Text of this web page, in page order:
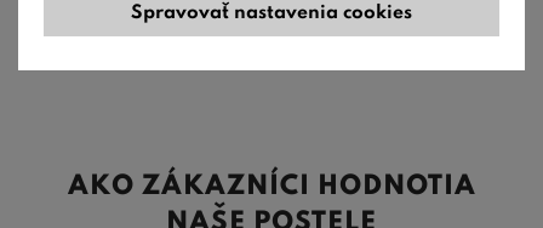
7-14 dní
AKO ZÁKAZNÍCI HODNOTIA
Spravovať nastavenia cookies